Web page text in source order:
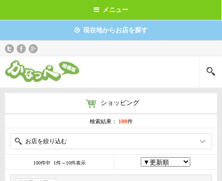
メニュー
現在地からお店を探す
ショッピング
検索結果： 100件
お店を絞り込む
100件中 1件～10件表示